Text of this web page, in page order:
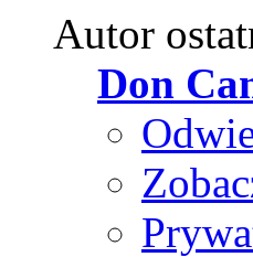
Autor
Don